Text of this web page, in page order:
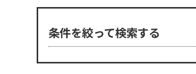
条件を絞って検索する